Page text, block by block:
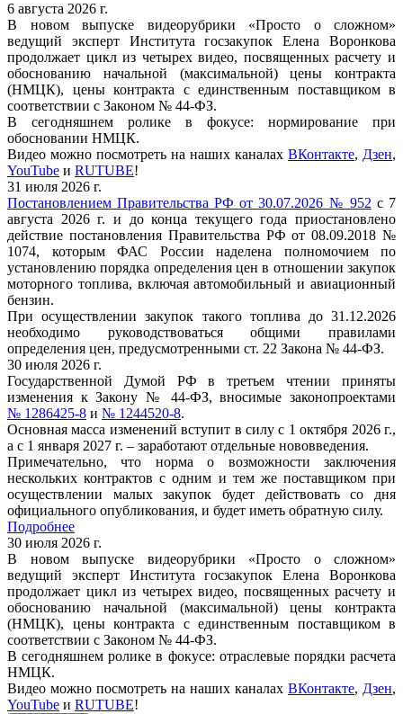
6 августа 2026 г.
В новом выпуске видеорубрики «Просто о сложном»
ведущий эксперт Института госзакупок Елена Воронкова
продолжает цикл из четырех видео, посвященных расчету и
обоснованию начальной (максимальной) цены контракта
(НМЦК), цены контракта с единственным поставщиком в
соответствии с Законом № 44-ФЗ.
В сегодняшнем ролике в фокусе: нормирование при
обосновании НМЦК.
Видео можно посмотреть на наших каналах ВКонтакте, Дзен,
YouTube и RUTUBE!
31 июля 2026 г.
Постановлением Правительства РФ от 30.07.2026 № 952с 7
августа 2026 г. и до конца текущего года приостановлено
действие постановления Правительства РФ от 08.09.2018 №
1074, которым ФАС России наделена полномочием по
установлению порядка определения цен в отношении закупок
моторного топлива, включая автомобильный и авиационный
бензин.
При осуществлении закупок такого топлива до 31.12.2026
необходимо руководствоваться общими правилами
определения цен, предусмотренными ст. 22 Закона № 44-ФЗ.
30 июля 2026 г.
Государственной Думой РФ в третьем чтении приняты
изменения к Закону № 44-ФЗ, вносимые законопроектами
№ 1286425-8 и № 1244520-8.
Основная масса изменений вступит в силу с 1 октября 2026 г.,
а с 1 января 2027 г. – заработают отдельные нововведения.
Примечательно, что норма о возможности заключения
нескольких контрактов с одним и тем же поставщиком при
осуществлении малых закупок будет действовать со дня
официального опубликования, и будет иметь обратную силу.
Подробнее
30 июля 2026 г.
В новом выпуске видеорубрики «Просто о сложном»
ведущий эксперт Института госзакупок Елена Воронкова
продолжает цикл из четырех видео, посвященных расчету и
обоснованию начальной (максимальной) цены контракта
(НМЦК), цены контракта с единственным поставщиком в
соответствии с Законом № 44-ФЗ.
В сегодняшнем ролике в фокусе: отраслевые порядки расчета
НМЦК.
Видео можно посмотреть на наших каналах ВКонтакте, Дзен,
YouTube и RUTUBE!